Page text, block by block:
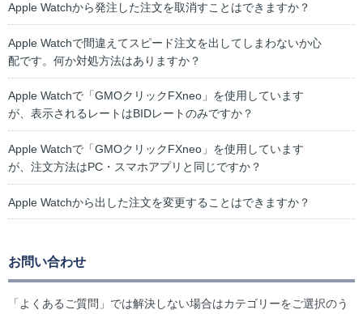
Apple Watchから発注した注文を取消すことはできますか？
Apple Watchで間違えてスピード注文を出してしまわないか心
配です。何か対処方法はありますか？
Apple Watchで「GMOクリックFXneo」を使用しています
が、表示されるレートはBIDレートのみですか？
Apple Watchで「GMOクリックFXneo」を使用しています
が、注文方法はPC・スマホアプリと同じですか？
Apple Watchから出した注文を変更することはできますか？
お問い合わせ
「よくあるご質問」では解決しない場合はカテゴリーをご選択のう